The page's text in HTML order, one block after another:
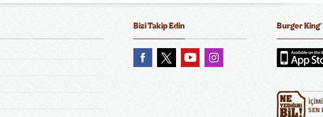
Burger King®
Bizi Takip Edin